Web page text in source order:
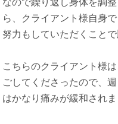
ら、クライアント様自身
努力もしていただくこと
こちらのクライアント様
ごしてくださったので、
はかなり痛みが緩和されま